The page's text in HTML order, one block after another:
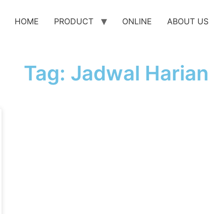
HOME PRODUCT ONLINE ABOUT US
Tag: Jadwal Harian